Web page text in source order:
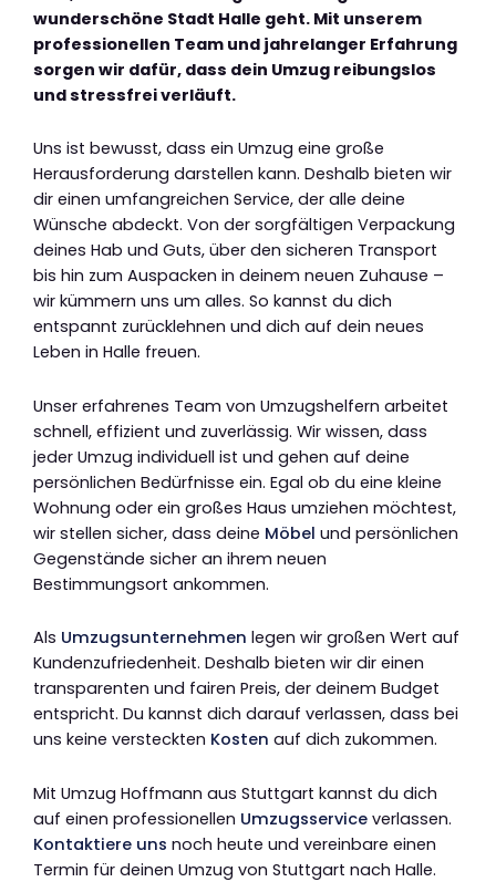
wunderschöne Stadt Halle geht. Mit unserem
professionellen Team und jahrelanger Erfahrung
sorgen wir dafür, dass dein Umzug reibungslos
und stressfrei verläuft.
Uns ist bewusst, dass ein Umzug eine große
Herausforderung darstellen kann. Deshalb bieten wir
dir einen umfangreichen Service, der alle deine
Wünsche abdeckt. Von der sorgfältigen Verpackung
deines Hab und Guts, über den sicheren Transport
bis hin zum Auspacken in deinem neuen Zuhause –
wir kümmern uns um alles. So kannst du dich
entspannt zurücklehnen und dich auf dein neues
Leben in Halle freuen.
Unser erfahrenes Team von Umzugshelfern arbeitet
schnell, effizient und zuverlässig. Wir wissen, dass
jeder Umzug individuell ist und gehen auf deine
persönlichen Bedürfnisse ein. Egal ob du eine kleine
Wohnung oder ein großes Haus umziehen möchtest,
wir stellen sicher, dass deine Möbel und persönlichen
Gegenstände sicher an ihrem neuen
Bestimmungsort ankommen.
Als Umzugsunternehmen legen wir großen Wert auf
Kundenzufriedenheit. Deshalb bieten wir dir einen
transparenten und fairen Preis, der deinem Budget
entspricht. Du kannst dich darauf verlassen, dass bei
uns keine versteckten Kosten auf dich zukommen.
Mit Umzug Hoffmann aus Stuttgart kannst du dich
auf einen professionellen Umzugsservice verlassen.
Kontaktiere uns noch heute und vereinbare einen
Termin für deinen Umzug von Stuttgart nach Halle.